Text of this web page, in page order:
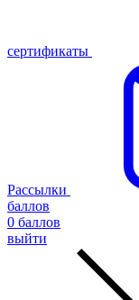
сертификаты
Рассылки
баллов
0 баллов
выйти